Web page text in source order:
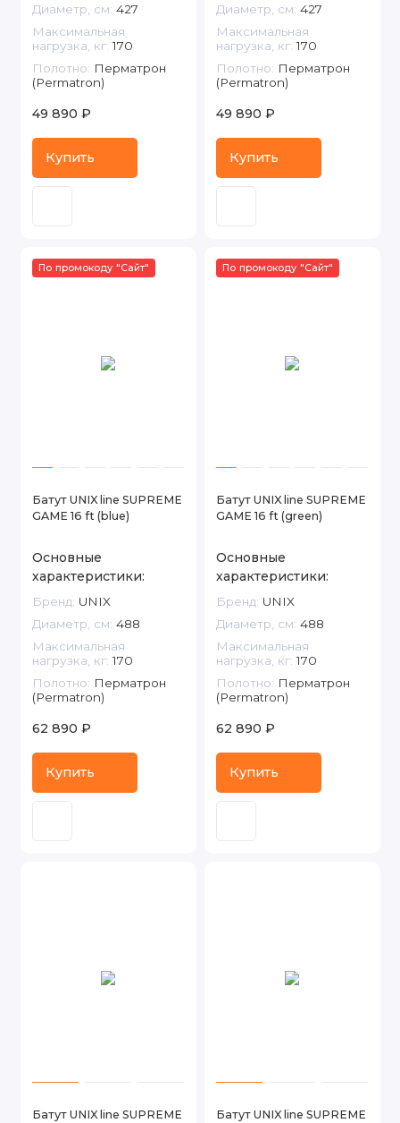
Диаметр, см: 427
Максимальная
нагрузка, кг: 170
Полотно: Перматрон
(Permatron)
49 890 ₽
Купить
Диаметр, см: 427
Максимальная
нагрузка, кг: 170
Полотно: Перматрон
(Permatron)
49 890 ₽
Купить
По промокоду "Сайт"
Батут UNIX line SUPREME
GAME 16 ft (blue)
Основные
характеристики:
Бренд: UNIX
Диаметр, см: 488
Максимальная
нагрузка, кг: 170
Полотно: Перматрон
(Permatron)
62 890 ₽
Купить
По промокоду "Сайт"
Батут UNIX line SUPREME
GAME 16 ft (green)
Основные
характеристики:
Бренд: UNIX
Диаметр, см: 488
Максимальная
нагрузка, кг: 170
Полотно: Перматрон
(Permatron)
62 890 ₽
Купить
Батут UNIX line SUPREME
Батут UNIX line SUPREME